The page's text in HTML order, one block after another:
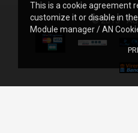
This is a cookie agreement
customize it or disable in
Module manager / AN
© 2013 -